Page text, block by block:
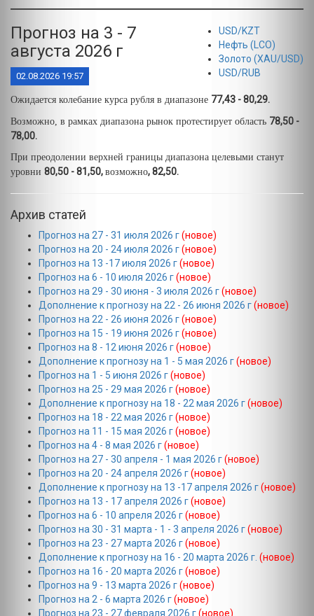
USD/KZT
Нефть (LCO)
Золото (XAU/USD)
USD/RUB
Прогноз на 3 - 7
августа 2026 г
02.08.2026 19:57
Ожидается колебание курса рубля в диапазоне 77,43 - 80,29.
Возможно, в рамках диапазона рынок протестирует область 78,50 -
78,00.
При преодолении верхней границы диапазона целевыми станут
уровни 80,50 - 81,50, возможно, 82,50.
Архив статей
Прогноз на 27 - 31 июля 2026 г(новое)
Прогноз на 20 - 24 июля 2026 г(новое)
Прогноз на 13 -17 июля 2026 г(новое)
Прогноз на 6 - 10 июля 2026 г(новое)
Прогноз на 29 - 30 июня - 3 июля 2026 г(новое)
Дополнение к прогнозу на 22 - 26 июня 2026 г(новое)
Прогноз на 22 - 26 июня 2026 г(новое)
Прогноз на 15 - 19 июня 2026 г(новое)
Прогноз на 8 - 12 июня 2026 г(новое)
Дополнение к прогнозу на 1 - 5 мая 2026 г(новое)
Прогноз на 1 - 5 июня 2026 г(новое)
Прогноз на 25 - 29 мая 2026 г(новое)
Дополнение к прогнозу на 18 - 22 мая 2026 г(новое)
Прогноз на 18 - 22 мая 2026 г(новое)
Прогноз на 11 - 15 мая 2026 г(новое)
Прогноз на 4 - 8 мая 2026 г(новое)
Прогноз на 27 - 30 апреля - 1 мая 2026 г(новое)
Прогноз на 20 - 24 апреля 2026 г(новое)
Дополнение к прогнозу на 13 -17 апреля 2026 г(новое)
Прогноз на 13 - 17 апреля 2026 г(новое)
Прогноз на 6 - 10 апреля 2026 г(новое)
Прогноз на 30 - 31 марта - 1 - 3 апреля 2026 г(новое)
Прогноз на 23 - 27 марта 2026 г(новое)
Дополнение к прогнозу на 16 - 20 марта 2026 г. (новое)
Прогноз на 16 - 20 марта 2026 г(новое)
Прогноз на 9 - 13 марта 2026 г(новое)
Прогноз на 2 - 6 марта 2026 г(новое)
Прогноз на 23 - 27 февраля 2026 г(новое)